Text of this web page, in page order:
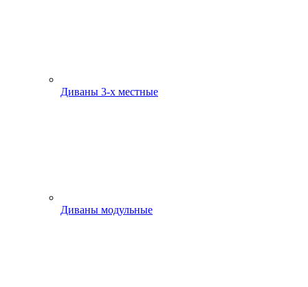
Диваны 3-х местные
Диваны модульные